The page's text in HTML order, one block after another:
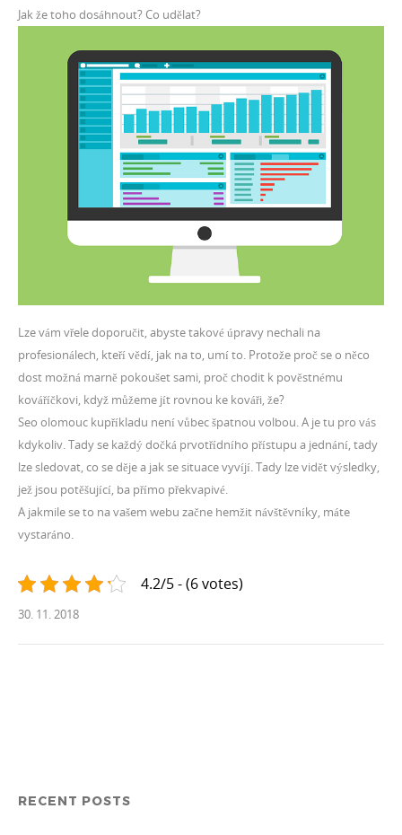
Jak že toho dosáhnout? Co udělat?
Lze vám vřele doporučit, abyste takové úpravy nechali na
profesionálech, kteří vědí, jak na to, umí to. Protože proč se o něco
dost možná marně pokoušet sami, proč chodit k pověstnému
kováříčkovi, když můžeme jít rovnou ke kováři, že?
Seo olomouc kupříkladu není vůbec špatnou volbou. A je tu pro vás
kdykoliv. Tady se každý dočká prvotřídního přístupu a jednání, tady
lze sledovat, co se děje a jak se situace vyvíjí. Tady lze vidět výsledky,
jež jsou potěšující, ba přímo překvapivé.
A jakmile se to na vašem webu začne hemžit návštěvníky, máte
vystaráno.
4.2/5 - (6 votes)
30. 11. 2018
RECENT POSTS